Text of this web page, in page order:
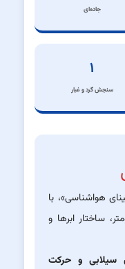
جاده‌ای
۱
سنجش گرد و غبار
هواشناسی»، با
ساختار ابرها و
سیلابی و حرکت